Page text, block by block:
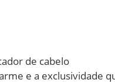
de cabelo
e a exclusividade